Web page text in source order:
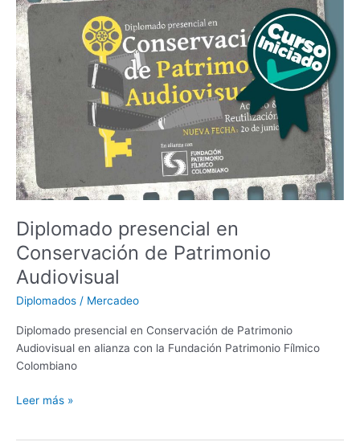
Diplomado presencial en
Conservación de Patrimonio
Audiovisual
Diplomados / Mercadeo
Diplomado presencial en Conservación de Patrimonio
Audiovisual en alianza con la Fundación Patrimonio Fílmico
Colombiano
presencial
en
Conservación
de
Patrimonio
Audiovisual
Leer más »